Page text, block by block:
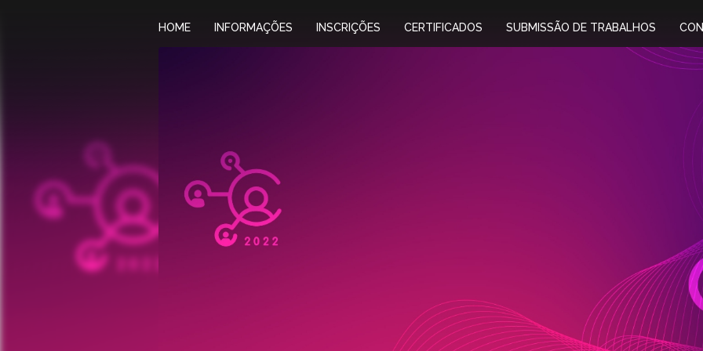
HOME INFORMAÇÕES INSCRIÇÕES CERTIFICADOS SUBMISSÃO DE TRABALHOS